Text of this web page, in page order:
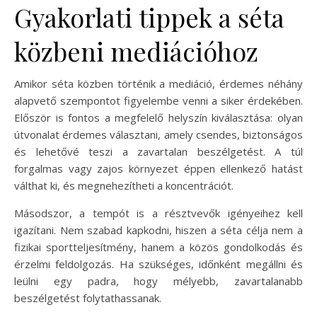
Gyakorlati tippek a séta
közbeni mediációhoz
Amikor séta közben történik a mediáció, érdemes néhány
alapvető szempontot figyelembe venni a siker érdekében.
Először is fontos a megfelelő helyszín kiválasztása: olyan
útvonalat érdemes választani, amely csendes, biztonságos
és lehetővé teszi a zavartalan beszélgetést. A túl
forgalmas vagy zajos környezet éppen ellenkező hatást
válthat ki, és megnehezítheti a koncentrációt.
Másodszor, a tempót is a résztvevők igényeihez kell
igazítani. Nem szabad kapkodni, hiszen a séta célja nem a
fizikai sportteljesítmény, hanem a közös gondolkodás és
érzelmi feldolgozás. Ha szükséges, időnként megállni és
leülni egy padra, hogy mélyebb, zavartalanabb
beszélgetést folytathassanak.